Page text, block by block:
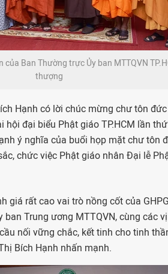
Ban Thường trực Ủy ban MTTQVN
thượng
Hạnh có lời chúc mừng chư tôn
đại biểu Phật giáo TP.HCM lần
ý nghĩa của buổi họp mặt chư tôn
chức việc Phật giáo nhân Đại lễ
giá rất cao vai trò nồng cốt của
Trung ương MTTQVN, cùng các
nối vững chắc, kết tinh cho tinh
Bích Hạnh nhấn mạnh.